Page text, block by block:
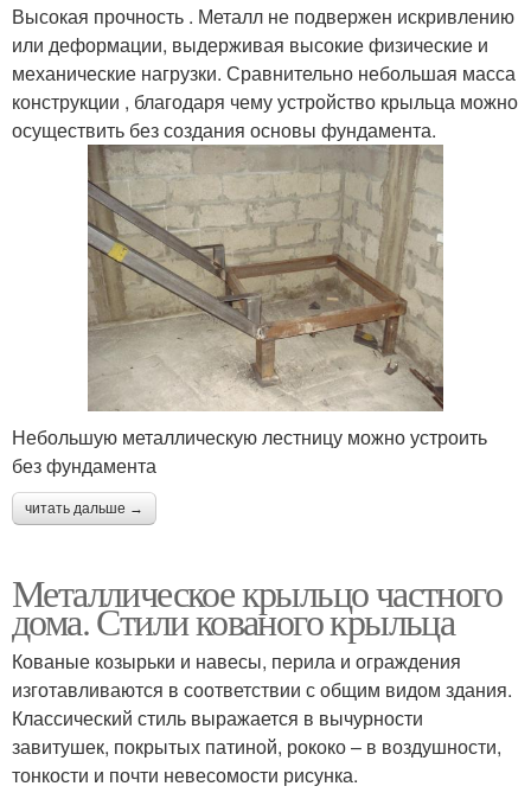
Высокая прочность . Металл не подвержен искривлению
или деформации, выдерживая высокие физические и
механические нагрузки. Сравнительно небольшая масса
конструкции , благодаря чему устройство крыльца можно
осуществить без создания основы фундамента.
Небольшую металлическую лестницу можно устроить
без фундамента
читать дальше →
Металлическое крыльцо частного
дома. Стили кованого крыльца
Кованые козырьки и навесы, перила и ограждения
изготавливаются в соответствии с общим видом здания.
Классический стиль выражается в вычурности
завитушек, покрытых патиной, рококо – в воздушности,
тонкости и почти невесомости рисунка.